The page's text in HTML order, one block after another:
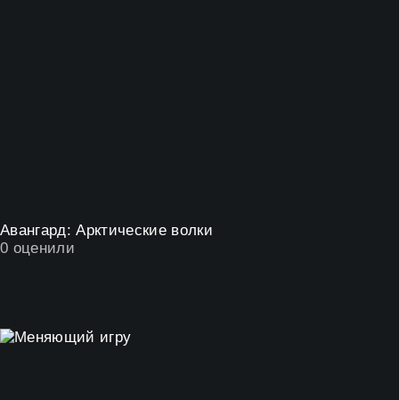
Авангард: Арктические волки
0 оценили